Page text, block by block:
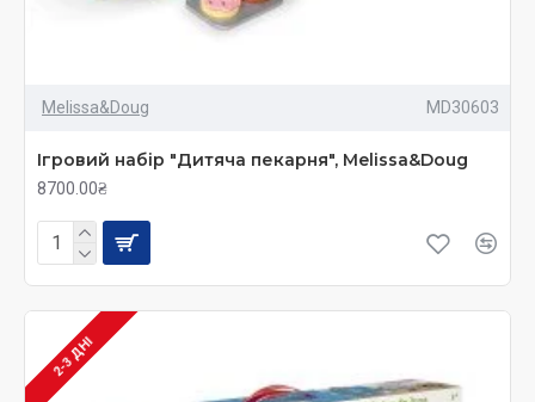
Melissa&Doug MD30603
Ігровий набір "Дитяча пекарня", Melissa&Doug
8700.00₴
2-3 ДНІ